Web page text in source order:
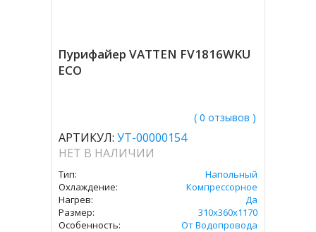
Пурифайер VATTEN FV1816WKU
ECO
( 0 отзывов )
АРТИКУЛ: УТ-00000154
НЕТ В НАЛИЧИИ
Тип:
Напольный
Охлаждение:
Компрессорное
Нагрев:
Да
Размер:
310х360х1170
Особенность:
От Водопровода